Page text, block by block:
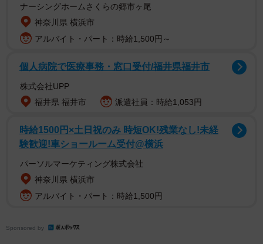
物語は、高校教師の久慈（くじ）が彼女の浮気現場を目撃
し、失恋してしまう場面から始まります。しかも浮気の理
ックを受けた久慈は同僚に相談しますが、「確かに女子力
が高い」「いつもクリームを塗っている」「脇毛もすね毛
も生えてない」など、追い打ちをかける言葉を浴びせられ
てしまいます。さらにその話は生徒たちの耳にも入り、教
室中に広まってしまうのでした。
ナーシングホームさくらの郷市ヶ尾
神奈川県 横浜市
アルバイト・パート：時給1,500円～
個人病院で医療事務・窓口受付/福井県福井市
株式会社UPP
福井県 福井市
派遣社員：時給1,053円
時給1500円×土日祝のみ 時短OK!残業なし!未経
験歓迎!車ショールーム受付@横浜
パーソルマーケティング株式会社
神奈川県 横浜市
アルバイト・パート：時給1,500円
Sponsored by